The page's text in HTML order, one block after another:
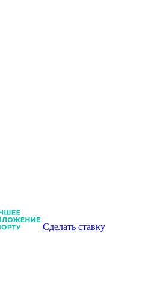
Сделать ставку